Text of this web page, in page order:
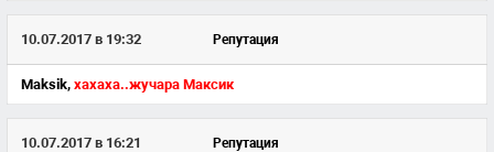
10.07.2017 в 19:32 Репутация
Maksik, хахаха..жучара Максик
10.07.2017 в 16:21 Репутация